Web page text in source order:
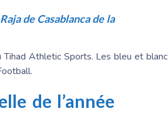
de Casablanca de la
Athletic Sports. Les bleu et blanc
de l’année